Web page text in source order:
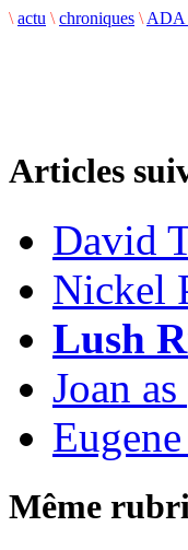
\ actu \ chroniques \ ADA
Articles
David
Nickel
Lush
Joan
Même